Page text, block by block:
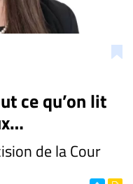
ce qu’on lit
de la Cour